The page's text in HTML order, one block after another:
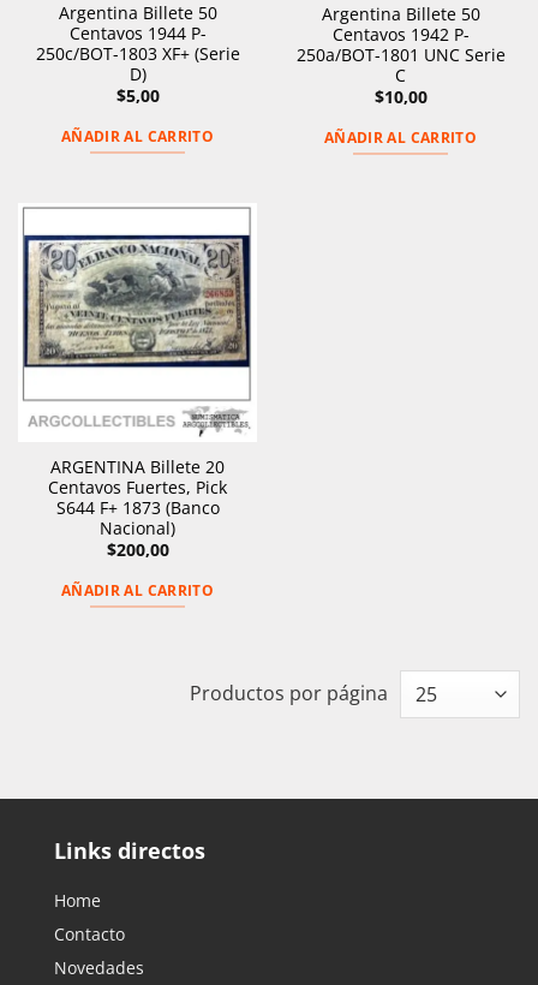
Argentina Billete 50
Centavos 1944 P-
250c/BOT-1803 XF+ (Serie
D)
$5,00
AÑADIR AL CARRITO
Argentina Billete 50
Centavos 1942 P-
250a/BOT-1801 UNC Serie
C
$10,00
AÑADIR AL CARRITO
ARGENTINA Billete 20
Centavos Fuertes, Pick
S644 F+ 1873 (Banco
Nacional)
$200,00
AÑADIR AL CARRITO
Productos por página
Links directos
Home
Contacto
Novedades